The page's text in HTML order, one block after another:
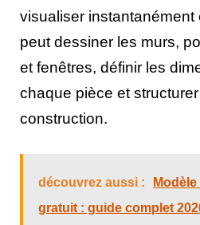
visualiser instantanément
peut dessiner les murs,
et fenêtres, définir les
chaque pièce et
construction.
découvrez aussi :
gratuit : guide complet